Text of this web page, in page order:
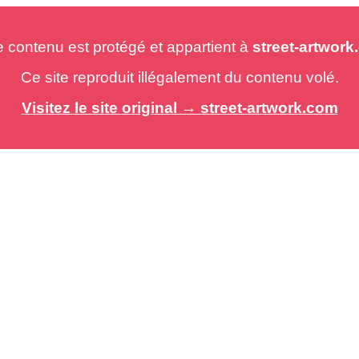
est protégé et appartient à street-
Ce site reproduit illégalement du contenu volé.
Visitez le site original → street-artwork.com